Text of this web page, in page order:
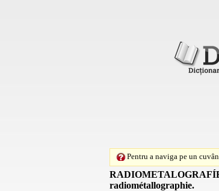
Pentru a naviga pe un
radiométallographie.